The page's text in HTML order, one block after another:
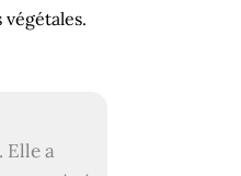
Elle a